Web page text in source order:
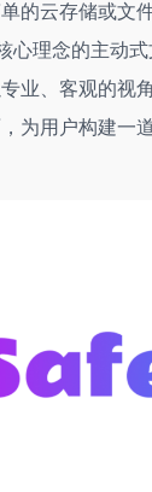
的云存储或文
心理念的主动
业、客观的视
为用户构建一